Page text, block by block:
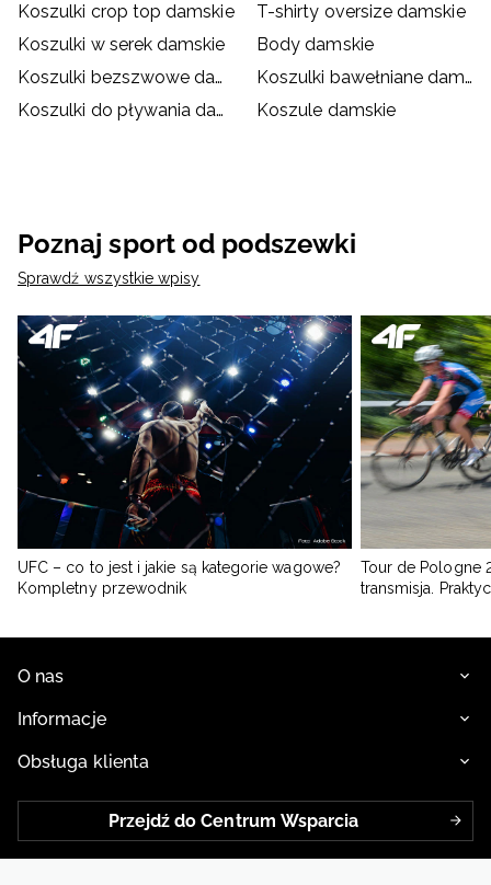
Koszulki crop top damskie
T-shirty oversize damskie
Koszulki w serek damskie
Body damskie
Koszulki bezszwowe damskie
Koszulki bawełniane damskie
Koszulki do pływania damskie
Koszule damskie
Poznaj sport od podszewki
Sprawdź wszystkie wpisy
UFC – co to jest i jakie są kategorie wagowe?
Kompletny przewodnik
Tour de Pologne
transmisja.
O nas
Informacje
Obsługa klienta
Przejdź do Centrum Wsparcia